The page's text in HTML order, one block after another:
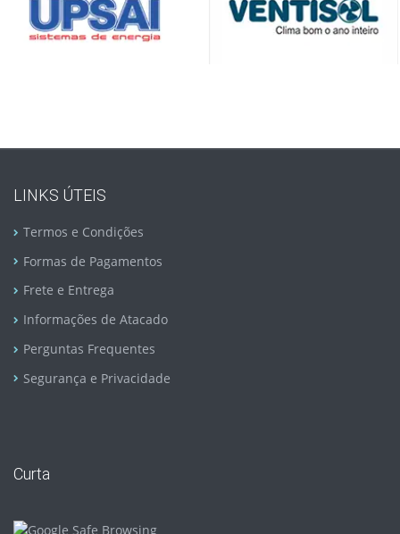
LINKS ÚTEIS
Termos e Condições
Formas de Pagamentos
Frete e Entrega
Informações de Atacado
Perguntas Frequentes
Segurança e Privacidade
Curta